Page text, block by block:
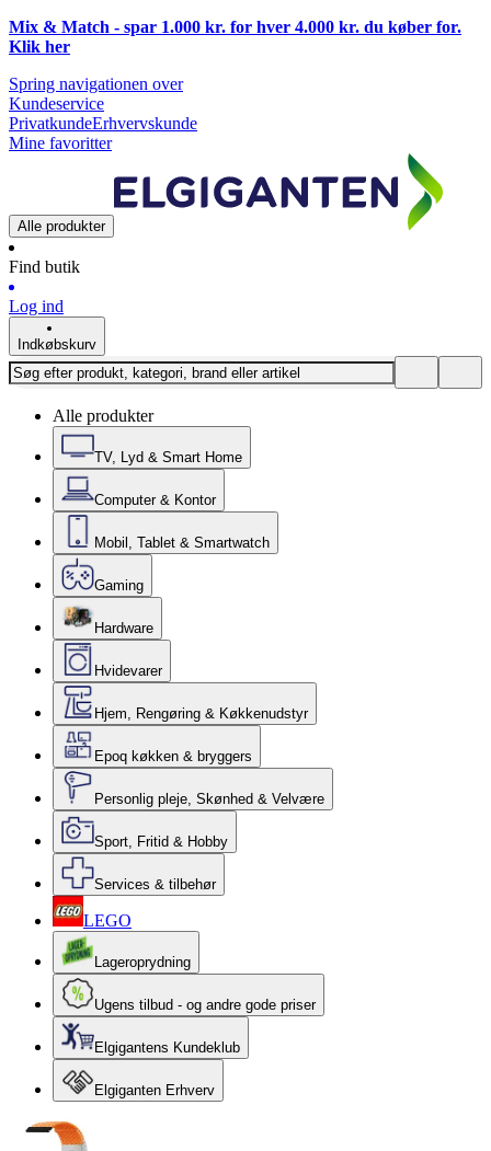
Mix & Match - spar 1.000 kr. for hver 4.000 kr. du køber for.
Klik her
Spring navigationen over
Kundeservice
PrivatkundeErhvervskunde
Mine favoritter
Alle produkter
Find butik
Log ind
Indkøbskurv
Alle produkter
TV, Lyd & Smart Home
Computer & Kontor
Mobil, Tablet & Smartwatch
Gaming
Hardware
Hvidevarer
Hjem, Rengøring & Køkkenudstyr
Epoq køkken & bryggers
Personlig pleje, Skønhed & Velvære
Sport, Fritid & Hobby
Services & tilbehør
LEGO
Lageroprydning
Ugens tilbud - og andre gode priser
Elgigantens Kundeklub
Elgiganten Erhverv